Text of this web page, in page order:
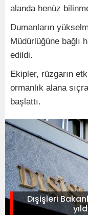
alanda henüz
Dumanların
Müdürlüğüne bağlı
edildi.
Ekipler, rüzgarın
ormanlık alana
başlattı.
Dışişleri